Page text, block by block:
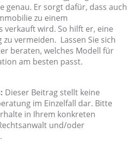
genau. Er sorgt dafür, dass auch
zu einem
verkauft wird. So hilft er, eine
vermeiden. Lassen Sie sich
beraten, welches Modell für
am besten passt.
Dieser Beitrag stellt keine
im Einzelfall dar. Bitte
in Ihrem konkreten
und/oder